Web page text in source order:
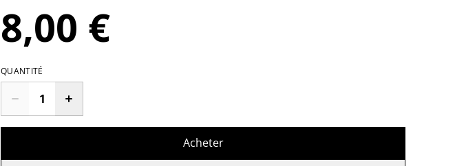
8,00 €
QUANTITÉ
Acheter